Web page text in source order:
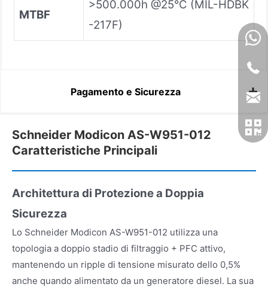
MTBF
>500.000h @25°C (MIL-HDBK
-217F)
Pagamento e Sicurezza
Schneider Modicon AS-W951-012
Caratteristiche Principali
Architettura di Protezione a Doppia
Sicurezza
Lo Schneider Modicon AS-W951-012 utilizza una
topologia a doppio stadio di filtraggio + PFC attivo,
mantenendo un ripple di tensione misurato dello 0,5%
anche quando alimentato da un generatore diesel. La sua